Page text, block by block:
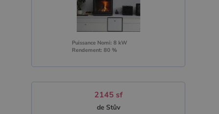
Puissance Nomi: 8 kW
Rendement: 80 %
2145 sf
de Stûv